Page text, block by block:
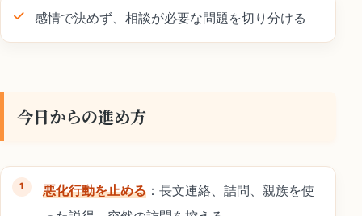
感情で決めず、相談が必要な問題を切り分ける
今日からの進め方
悪化行動を止める ：長文連絡、詰問、親族を使